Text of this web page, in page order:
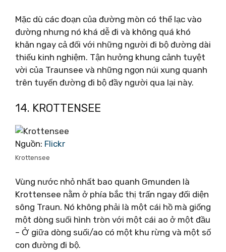
Mặc dù các đoạn của đường mòn có thể lạc vào
đường nhưng nó khá dễ đi và không quá khó
khăn ngay cả đối với những người đi bộ đường dài
thiếu kinh nghiệm. Tận hưởng khung cảnh tuyệt
vời của Traunsee và những ngọn núi xung quanh
trên tuyến đường đi bộ đầy người qua lại này.
14. KROTTENSEE
Nguồn: Flickr
Krottensee
Vùng nước nhỏ nhất bao quanh Gmunden là
Krottensee nằm ở phía bắc thị trấn ngay đối diện
sông Traun. Nó không phải là một cái hồ mà giống
một dòng suối hình tròn với một cái ao ở một đầu
– Ở giữa dòng suối/ao có một khu rừng và một số
con đường đi bộ.